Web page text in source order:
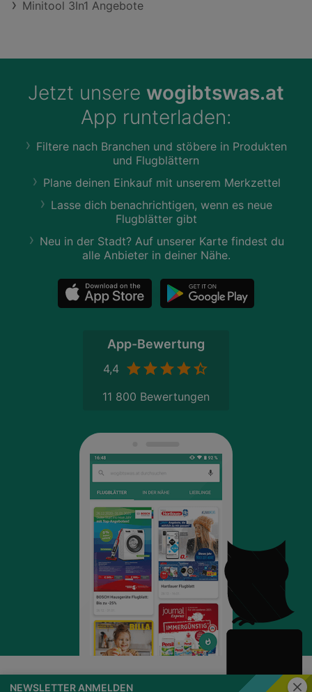
NEWSLETTER ANMELDEN
Minitool 3In1 Angebote
Jetzt unsere wogibtswas.at
App runterladen:
Filtere nach Branchen und stöbere in Produkten
und Flugblättern
Plane deinen Einkauf mit unserem Merkzettel
Lasse dich benachrichtigen, wenn es neue
Flugblätter gibt
Neu in der Stadt? Auf unserer Karte findest du
alle Anbieter in deiner Nähe.
App-Bewertung
4,4
11 800 Bewertungen
wogibtswas.at Impressum